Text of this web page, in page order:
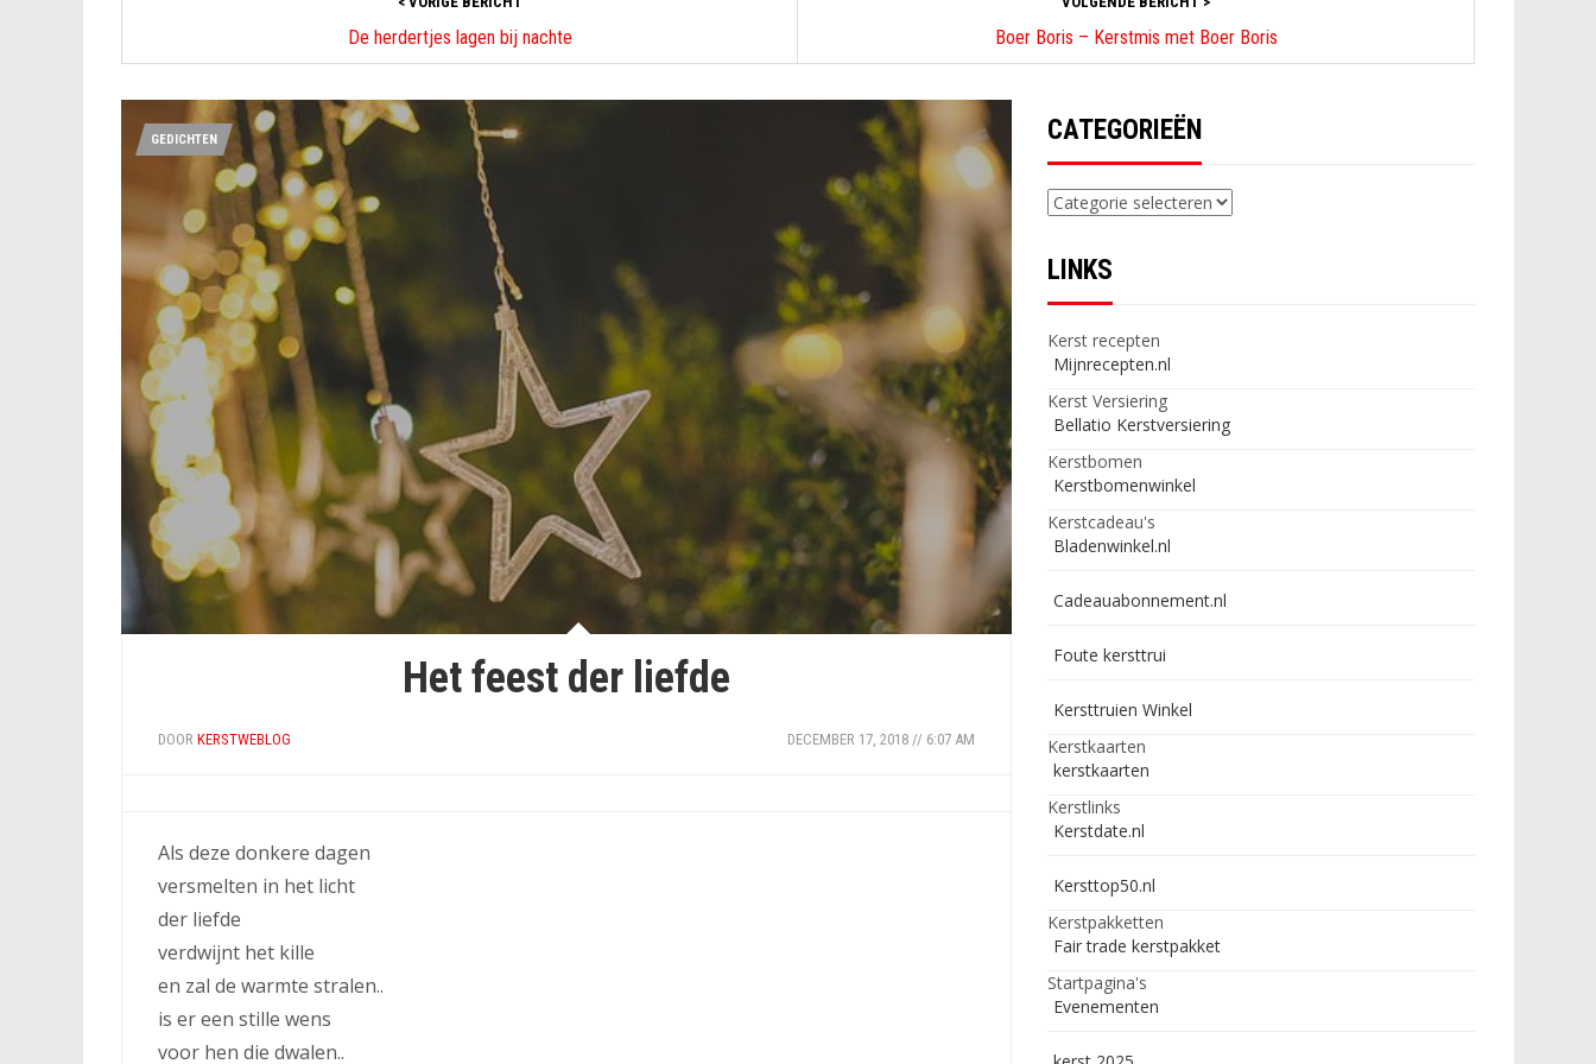
De herdertjes lagen bij nachte Boer Boris – Kerstmis met Boer Boris
GEDICHTEN
Het feest der liefde
DOOR KERSTWEBLOG DECEMBER 17, 2018 // 6:07 AM
Als deze donkere dagen
versmelten in het licht
der liefde
verdwijnt het kille
en zal de warmte stralen..
is er een stille wens
voor hen die dwalen..
CATEGORIEËN
Categorieën
LINKS
Kerst recepten
Mijnrecepten.nl
Kerst Versiering
Bellatio Kerstversiering
Kerstbomen
Kerstbomenwinkel
Kerstcadeau's
Bladenwinkel.nl
Cadeauabonnement.nl
Foute kersttrui
Kersttruien Winkel
Kerstkaarten
kerstkaarten
Kerstlinks
Kerstdate.nl
Kersttop50.nl
Kerstpakketten
Fair trade kerstpakket
Startpagina's
Evenementen